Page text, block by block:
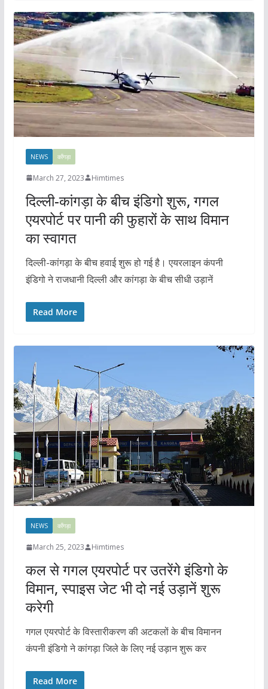
NEWS काँगड़ा
March 27, 2023 Himtimes
दिल्ली-कांगड़ा के बीच इंडिगो शुरू, गगल
एयरपोर्ट पर पानी की फुहारों के साथ विमान
का स्वागत
दिल्ली-कांगड़ा के बीच हवाई शुरू हो गई है। एयरलाइन कंपनी
इंडिगो ने राजधानी दिल्ली और कांगड़ा के बीच सीधी उड़ानें
Read More
NEWS काँगड़ा
March 25, 2023 Himtimes
कल से गगल एयरपोर्ट पर उतरेंगे इंडिगो के
विमान, स्पाइस जेट भी दो नई उड़ानें शुरू
करेगी
गगल एयरपोर्ट के विस्तारीकरण की अटकलों के बीच विमानन
कंपनी इंडिगो ने कांगड़ा जिले के लिए नई उड़ान शुरू कर
Read More